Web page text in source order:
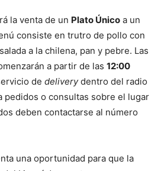
la venta de un Plato Único a un
consiste en trutro de pollo con
a la chilena, pan y pebre. Las
a partir de las 12:00
de deliverydentro del radio
pedidos o consultas sobre el lugar
deben contactarse al número
una oportunidad para que la